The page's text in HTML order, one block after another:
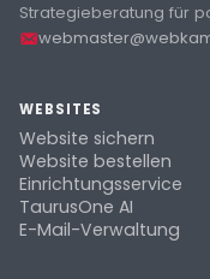
Strategieberatung für
WEBSITES
Website sichern
Website bestellen
Einrichtungsservice
TaurusOne AI
E-Mail-Verwaltung